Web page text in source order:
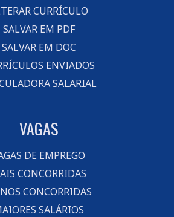
CURRÍCULO
SALVAR EM PDF
SALVAR EM DOC
ENVIADOS
SALARIAL
VAGAS
DE EMPREGO
CONCORRIDAS
CONCORRIDAS
SALÁRIOS